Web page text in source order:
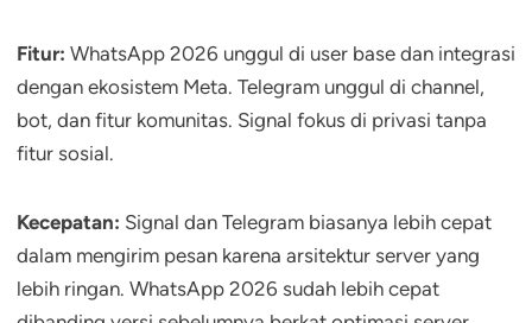
Fitur: WhatsApp 2026 unggul di user base dan integrasi
dengan ekosistem Meta. Telegram unggul di channel,
bot, dan fitur komunitas. Signal fokus di privasi tanpa
fitur sosial.
Kecepatan: Signal dan Telegram biasanya lebih cepat
dalam mengirim pesan karena arsitektur server yang
lebih ringan. WhatsApp 2026 sudah lebih cepat